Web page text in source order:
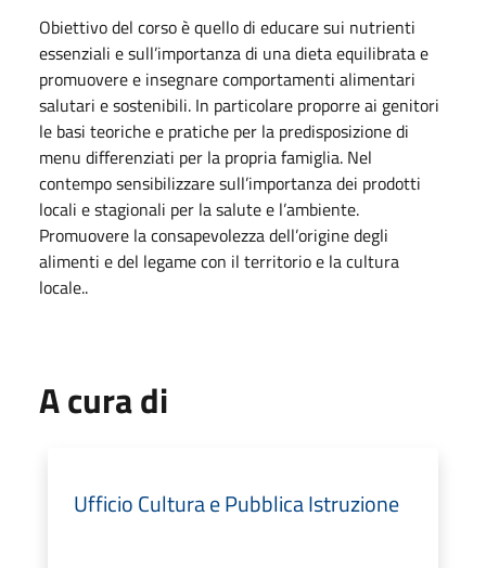
Obiettivo del corso è quello di educare sui nutrienti
essenziali e sull’importanza di una dieta equilibrata e
promuovere e insegnare comportamenti alimentari
salutari e sostenibili. In particolare proporre ai genitori
le basi teoriche e pratiche per la predisposizione di
menu differenziati per la propria famiglia. Nel
contempo sensibilizzare sull’importanza dei prodotti
locali e stagionali per la salute e l’ambiente.
Promuovere la consapevolezza dell’origine degli
alimenti e del legame con il territorio e la cultura
locale..
A cura di
Ufficio Cultura e Pubblica Istruzione